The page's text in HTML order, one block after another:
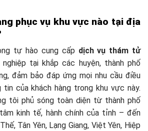
phục vụ khu vực nào tại địa
tự hào cung cấp dịch vụ thám tử
nghiệp tại khắp các huyện, thành phố
đảm bảo đáp ứng mọi nhu cầu điều
tin của khách hàng trong khu vực này.
tôi phủ sóng toàn diện từ thành phố
kinh tế, hành chính của tỉnh – đến
Tân Yên, Lạng Giang, Việt Yên, Hiệp